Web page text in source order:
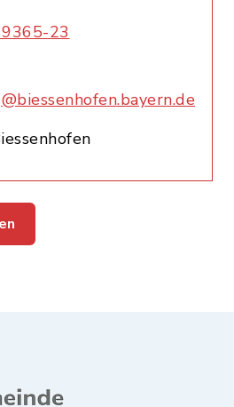
23